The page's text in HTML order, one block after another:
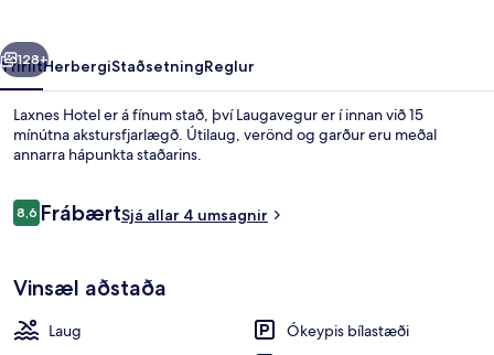
Næsta
128+
YfirlitHerbergiStaðsetningReglur
Laxnes Hotel er á fínum stað, því Laugavegur er í innan við 15
mínútna akstursfjarlægð. Útilaug, verönd og garður eru meðal
annarra hápunkta staðarins.
Umsagnir
8,68,6 af 10
FrábærtSjá allar 4 umsagnir
Vinsæl aðstaða
Laug
Ókeypis bílastæði